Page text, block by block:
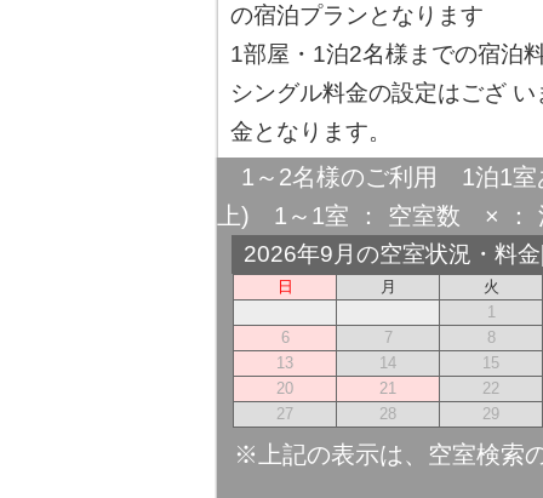
の宿泊プランとなります
1部屋・1泊2名様までの宿泊
シングル料金の設定はござ
金となります。
1～2名様のご利用 1泊1
上) 1～1室 ： 空室数 × ：
2026年9月の空室状況・料
日 月
火
1
6
7
8
13
14
15
20
21
22
27
28 29
※上記の表示は、空室検索